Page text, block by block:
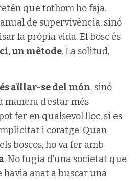
que tothom ho faja.
de supervivència, sinó
la pròpia vida. El bosc és
un mètode. La solitud,
aïllar-se del món, sinó
d’estar més
fer en qualsevol lloc, si es
i coratge. Quan
boscos, ho va fer amb
. No fugia d’una societat que
havia anat a buscar una